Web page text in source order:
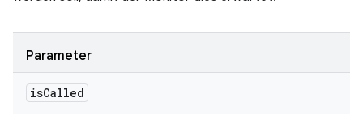
Parameter
isCalled